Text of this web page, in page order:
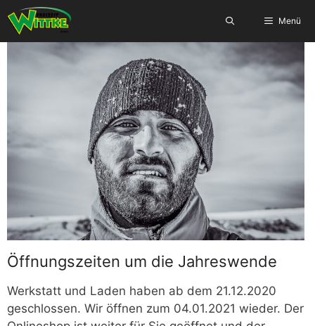
Zum
Inhalt
springen
Menü
Öffnungszeiten um die Jahreswende
Werkstatt und Laden haben ab dem 21.12.2020
geschlossen. Wir öffnen zum 04.01.2021 wieder. Der